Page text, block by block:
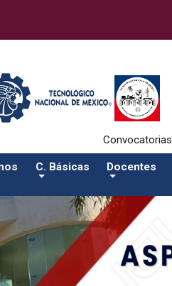
del comando:
Convocatorias
C. Básicas Docentes